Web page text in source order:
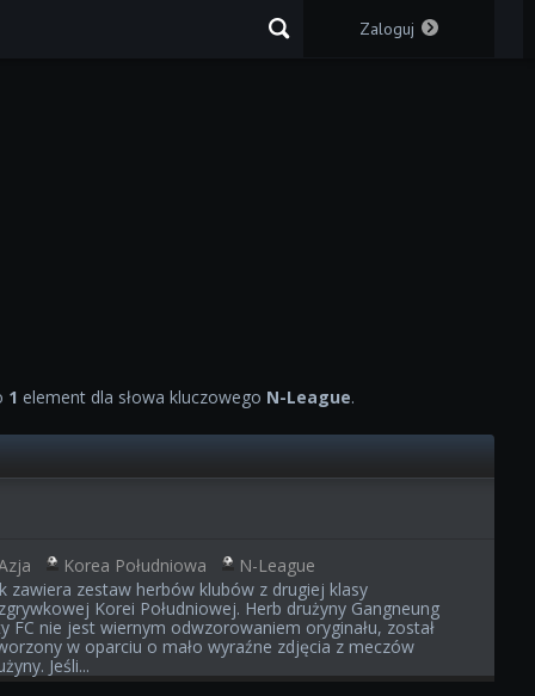
Zaloguj
1 element dla słowa kluczowego N-League.
Korea Południowa
N-League
zawiera zestaw herbów klubów z drugiej klasy
Korei Południowej. Herb drużyny Gangneung
FC nie jest wiernym odwzorowaniem oryginału, został
w oparciu o mało wyraźne zdjęcia z meczów
Jeśli...